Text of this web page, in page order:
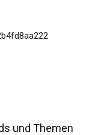
und Themen